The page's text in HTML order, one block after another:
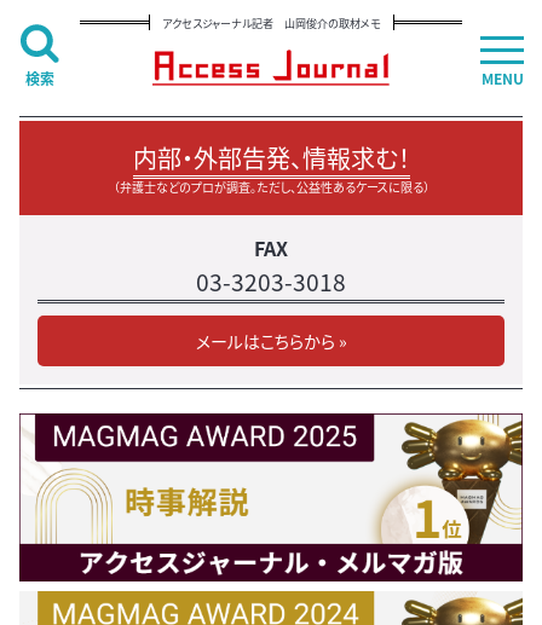
アクセスジャーナル記者 山岡俊介の取材メモ
内部・外部告発、情報求む！
（弁護士などのプロが調査。ただし、公益性あるケースに限る）
FAX
03-3203-3018
メールはこちらから »
MENU
検索